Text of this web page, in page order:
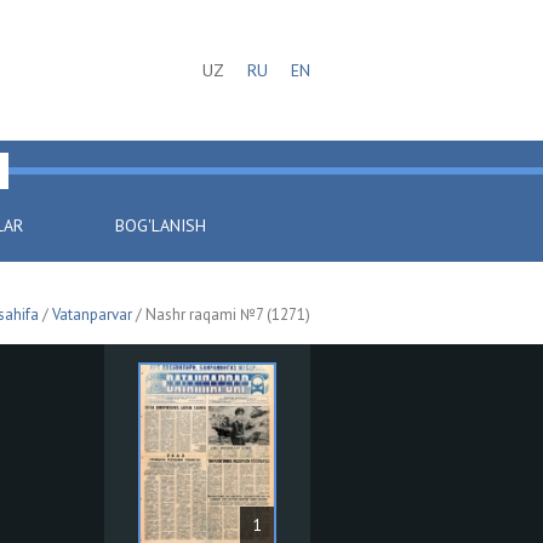
UZ RU EN
BOG'LANISH
/Vatanparvar/ Nashr raqami №7 (1271)
1